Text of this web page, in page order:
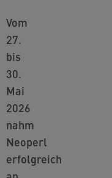
Vom
27.
bis
30.
Mai
2026
nahm
Neoperl
erfolgreich